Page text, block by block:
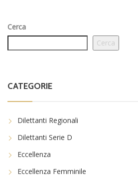
Cerca
Cerca
CATEGORIE
Dilettanti Regionali
Dilettanti Serie D
Eccellenza
Eccellenza Femminile